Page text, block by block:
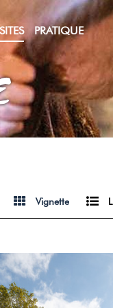
PRATIQUE
Vignette